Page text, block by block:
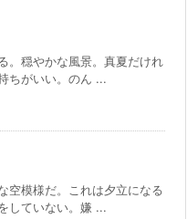
。穏やかな風景。真夏だけれ
ちがいい。のん ...
空模様だ。これは夕立になる
していない。嫌 ...